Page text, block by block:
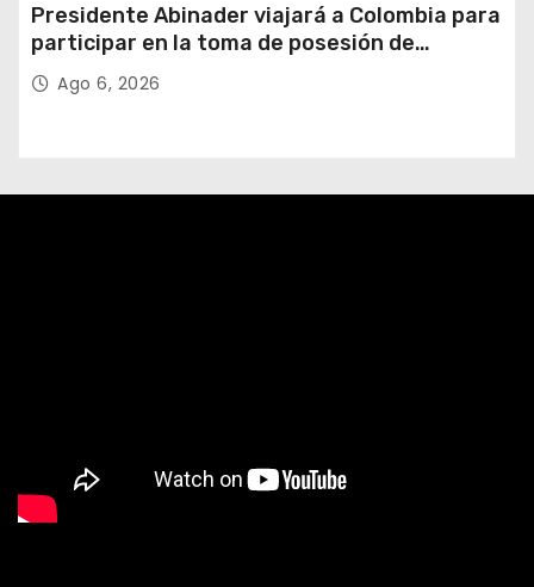
Presidente Abinader viajará a Colombia para
participar en la toma de posesión de
Abelardo de la Espriella
Ago 6, 2026